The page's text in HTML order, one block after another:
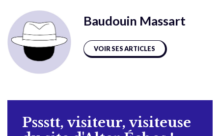
Baudouin Massart
VOIR SES ARTICLES
Pssstt, visiteur, visiteuse